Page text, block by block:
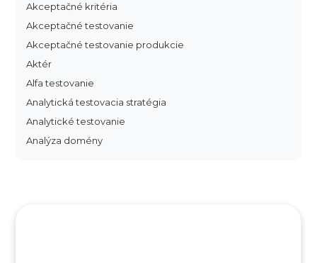
Akceptačné kritéria
Akceptačné testovanie
Akceptačné testovanie produkcie
Aktér
Alfa testovanie
Analytická testovacia stratégia
Analytické testovanie
Analýza domény